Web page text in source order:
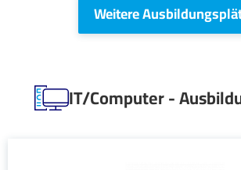
Weitere
IT/Computer -